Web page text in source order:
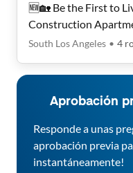
🆕🏡 Be the First to
Construction
Near Public Transit
South Los Angeles • 4
Aprobación
Responde a unas
aprobación previa
instantáneamente!